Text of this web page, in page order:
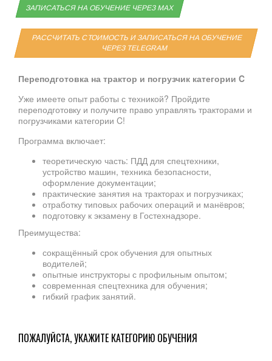
ЗАПИСАТЬСЯ НА ОБУЧЕНИЕ ЧЕРЕЗ MAX
РАССЧИТАТЬ СТОИМОСТЬ И ЗАПИСАТЬСЯ НА ОБУЧЕНИЕ
ЧЕРЕЗ TELEGRAM
Переподготовка на трактор и погрузчик категории C
Уже имеете опыт работы с техникой? Пройдите
переподготовку и получите право управлять тракторами и
погрузчиками категории C!
Программа включает:
теоретическую часть: ПДД для спецтехники,
устройство машин, техника безопасности,
оформление документации;
практические занятия на тракторах и погрузчиках;
отработку типовых рабочих операций и манёвров;
подготовку к экзамену в Гостехнадзоре.
Преимущества:
сокращённый срок обучения для опытных
водителей;
опытные инструкторы с профильным опытом;
современная спецтехника для обучения;
гибкий график занятий.
ПОЖАЛУЙСТА, УКАЖИТЕ КАТЕГОРИЮ ОБУЧЕНИЯ